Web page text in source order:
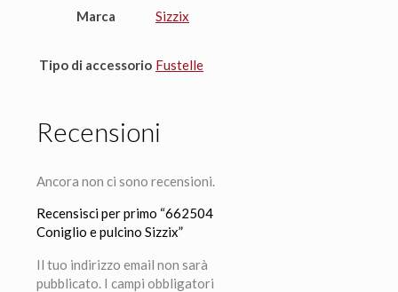
Marca Sizzix
Tipo di accessorio Fustelle
Recensioni
Ancora non ci sono recensioni.
Recensisci per primo “662504
Coniglio e pulcino Sizzix”
Il tuo indirizzo email non sarà
pubblicato. I campi obbligatori